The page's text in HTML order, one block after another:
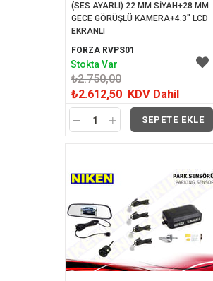
(SES AYARLI) 22 MM SİYAH+28 MM
GECE GÖRÜŞLÜ KAMERA+4.3" LCD
EKRANLI
FORZA RVPS01
₺2.750,00
₺2.612,50 KDV Dahil
SEPETE EKLE
Stokta Var